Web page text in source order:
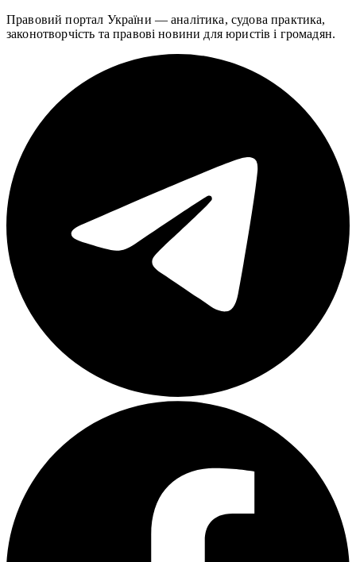
Правовий портал України — аналітика, судова практика,
законотворчість та правові новини для юристів і громадян.